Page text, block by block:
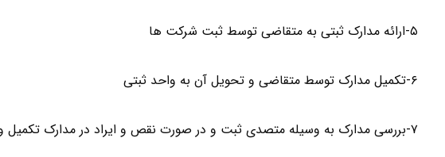
۵-ارائه مدارک ثبتی به متقاضی توسط ثبت شرکت ها
۶-تکمیل مدارک توسط متقاضی و تحویل آن به واحد ثبتی
۷-بررسی مدارک به وسیله متصدی ثبت و در صورت نقص و ایراد در مدارک تکمیل و تصحیح آن